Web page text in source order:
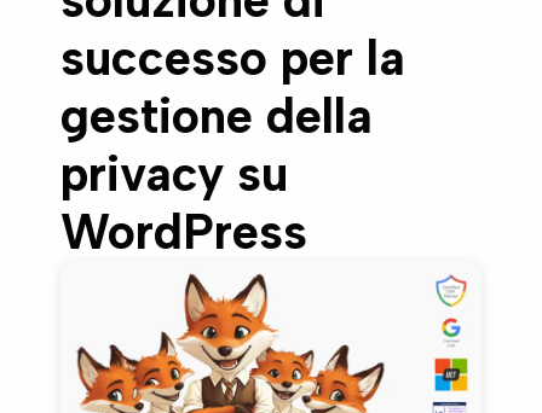
successo per la
gestione della
privacy su
WordPress